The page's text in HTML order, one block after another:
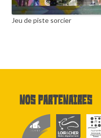
Jeu de piste sorcier
Nos partenaires